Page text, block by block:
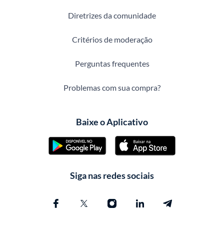
Diretrizes da comunidade
Critérios de moderação
Perguntas frequentes
Problemas com sua compra?
Baixe o Aplicativo
Siga nas redes sociais